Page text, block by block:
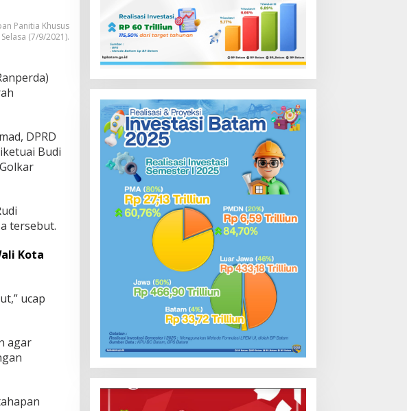
Panitia Khusus
(7/9/2021).
DPRD
Budi
tersebut.
Kota
ucap
agar